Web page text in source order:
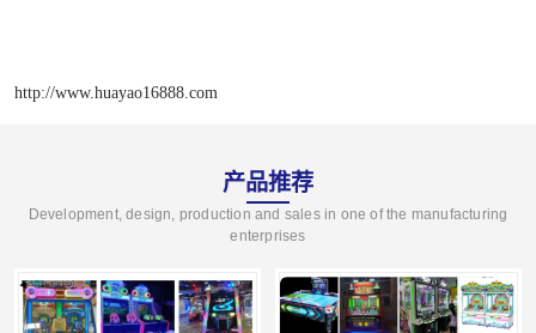
http://www.huayao16888.com
产品推荐
Development, design, production and sales in one of the manufacturing
enterprises